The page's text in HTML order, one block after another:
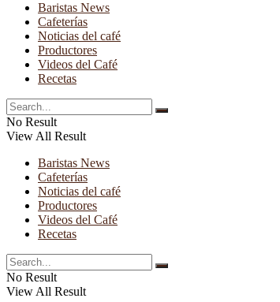
Baristas News
Cafeterías
Noticias del café
Productores
Videos del Café
Recetas
No Result
View All Result
Baristas News
Cafeterías
Noticias del café
Productores
Videos del Café
Recetas
No Result
View All Result